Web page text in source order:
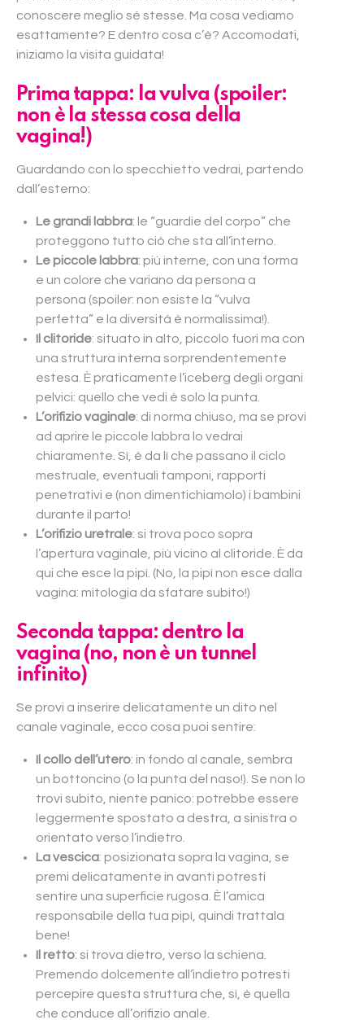
conoscere meglio sé stesse. Ma cosa vediamo
esattamente? E dentro cosa c’è? Accomodati,
iniziamo la visita guidata!
Prima tappa: la vulva (spoiler:
non è la stessa cosa della
vagina!)
Guardando con lo specchietto vedrai, partendo
dall’esterno:
Le grandi labbra: le “guardie del corpo” che
proteggono tutto ciò che sta all’interno.
Le piccole labbra: più interne, con una forma
e un colore che variano da persona a
persona (spoiler: non esiste la “vulva
perfetta” e la diversità è normalissima!).
Il clitoride: situato in alto, piccolo fuori ma con
una struttura interna sorprendentemente
estesa. È praticamente l’iceberg degli organi
pelvici: quello che vedi è solo la punta.
L’orifizio vaginale: di norma chiuso, ma se provi
ad aprire le piccole labbra lo vedrai
chiaramente. Sì, è da lì che passano il ciclo
mestruale, eventuali tamponi, rapporti
penetrativi e (non dimentichiamolo) i bambini
durante il parto!
L’orifizio uretrale: si trova poco sopra
l’apertura vaginale, più vicino al clitoride. È da
qui che esce la pipì. (No, la pipì non esce dalla
vagina: mitologia da sfatare subito!)
Seconda tappa: dentro la
vagina (no, non è un tunnel
infinito)
Se provi a inserire delicatamente un dito nel
canale vaginale, ecco cosa puoi sentire:
Il collo dell’utero: in fondo al canale, sembra
un bottoncino (o la punta del naso!). Se non lo
trovi subito, niente panico: potrebbe essere
leggermente spostato a destra, a sinistra o
orientato verso l’indietro.
La vescica: posizionata sopra la vagina, se
premi delicatamente in avanti potresti
sentire una superficie rugosa. È l’amica
responsabile della tua pipì, quindi trattala
bene!
Il retto: si trova dietro, verso la schiena.
Premendo dolcemente all’indietro potresti
percepire questa struttura che, sì, è quella
che conduce all’orifizio anale.